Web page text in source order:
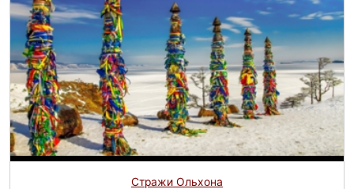
Стражи Ольхона